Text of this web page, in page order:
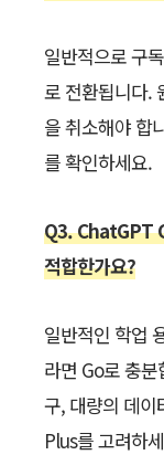
일반적으로 구
로 전환됩니다.
을 취소해야 합
를 확인하세요.
Q3. ChatGPT
적합한가요?
일반적인 학업
라면 Go로 충
구, 대량의 데이
Plus를 고려하